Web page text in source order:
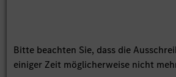
Bitte beachten Sie, dass die
einiger Zeit möglicherweise nicht